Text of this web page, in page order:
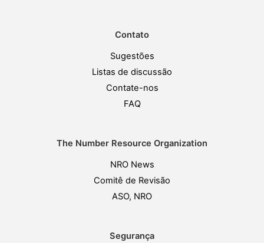
Contato
Sugestões
Listas de discussão
Contate-nos
FAQ
The Number Resource Organization
NRO News
Comitê de Revisão
ASO, NRO
Segurança